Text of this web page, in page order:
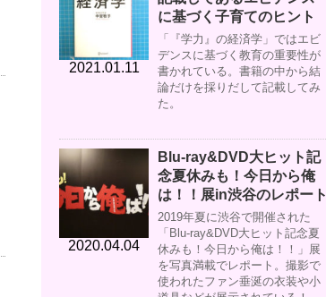
2021.01.11
に基づく子育てのヒント
「『学力』の経済学」ではエビ
デンスに基づく教育の重要性が
書かれている。書籍の中から結
論だけを採りだして記載してみ
た。
2020.04.04
Blu-ray&DVD大ヒット記
念夏休みも！今日から俺
は！！展in渋谷のレポート
2019年夏に渋谷で開催された
「Blu-ray&DVD大ヒット記念夏
休みも！今日から俺は！！」展
を写真満載でレポート。撮影で
使われたファン垂涎の衣装や小